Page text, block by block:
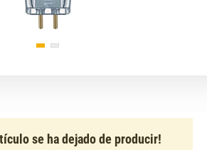
se ha dejado de producir!